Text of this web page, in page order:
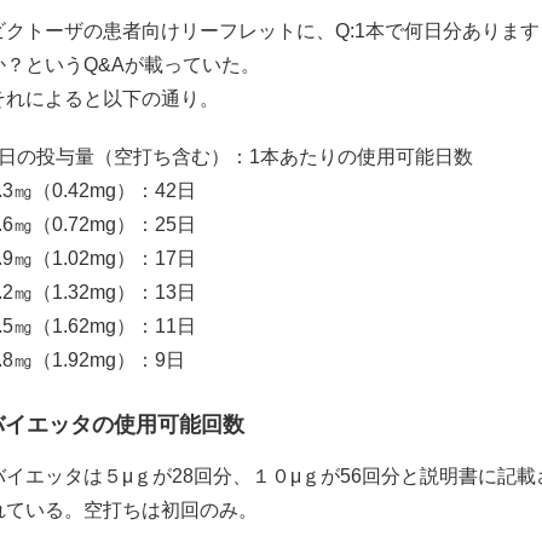
クトーザの患者向けリーフレットに、Q:1本で何日分あります
？というQ&Aが載っていた。
れによると以下の通り。
の投与量（空打ち含む）：1本あたりの使用可能日数
㎎（0.42mg）：42日
㎎（0.72mg）：25日
㎎（1.02mg）：17日
㎎（1.32mg）：13日
㎎（1.62mg）：11日
㎎（1.92mg）：9日
イエッタの使用可能回数
イエッタは５μｇが28回分、１０μｇが56回分と説明書に記載
ている。空打ちは初回のみ。